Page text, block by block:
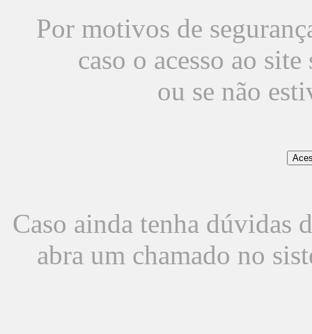
Por motivos de
caso o acesso ao
ou se não
Caso ainda tenha dúvidas
abra um chamado no